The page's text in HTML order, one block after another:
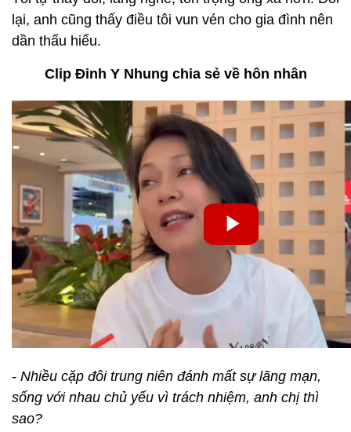
lại, anh cũng thấy điều tôi vun vén cho gia đình nên
dần thấu hiểu.
Clip Đinh Y Nhung chia sẻ về hôn nhân
- Nhiều cặp đôi trung niên đánh mất sự lãng mạn,
sống với nhau chủ yếu vì trách nhiệm, anh chị thì
sao?